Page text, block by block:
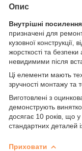
Опис
Внутрішні
призначені для
кузовної конструкції,
жорсткості та
невидимими після
Ці елементи мають
зручності монтажу та
Виготовлені з
демонструють
досягає 10 років, що
стандартних деталей
Приховати